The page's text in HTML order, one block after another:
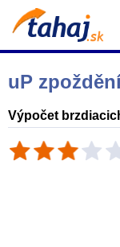
uP
Výpočet